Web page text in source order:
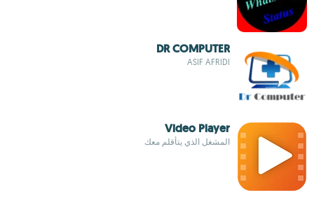
DR COMPUTER
ASIF AFRIDI
Video Player
المشغل الذي يتأقلم معك